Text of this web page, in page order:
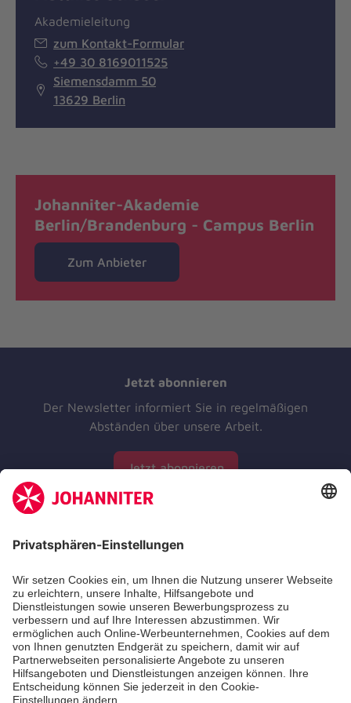
Akademieleitung
zum Kontakt-Formular
+49 30 8169011525
Siemensdamm 50
13629 Berlin
Johanniter-Akademie
Berlin/Brandenburg - Campus Berlin
Zum Anbieter
Jetzt abonnieren
Der Newsletter informiert Sie in regelmäßigen
Abständen über unsere Arbeit.
Jetzt abonnieren
Zertifizierung der Johanniter-Unfall-Hilfe e.V.
Die Johanniter GmbH führt das Spendenzertifikat
des Deutschen Spendenrats e.V.